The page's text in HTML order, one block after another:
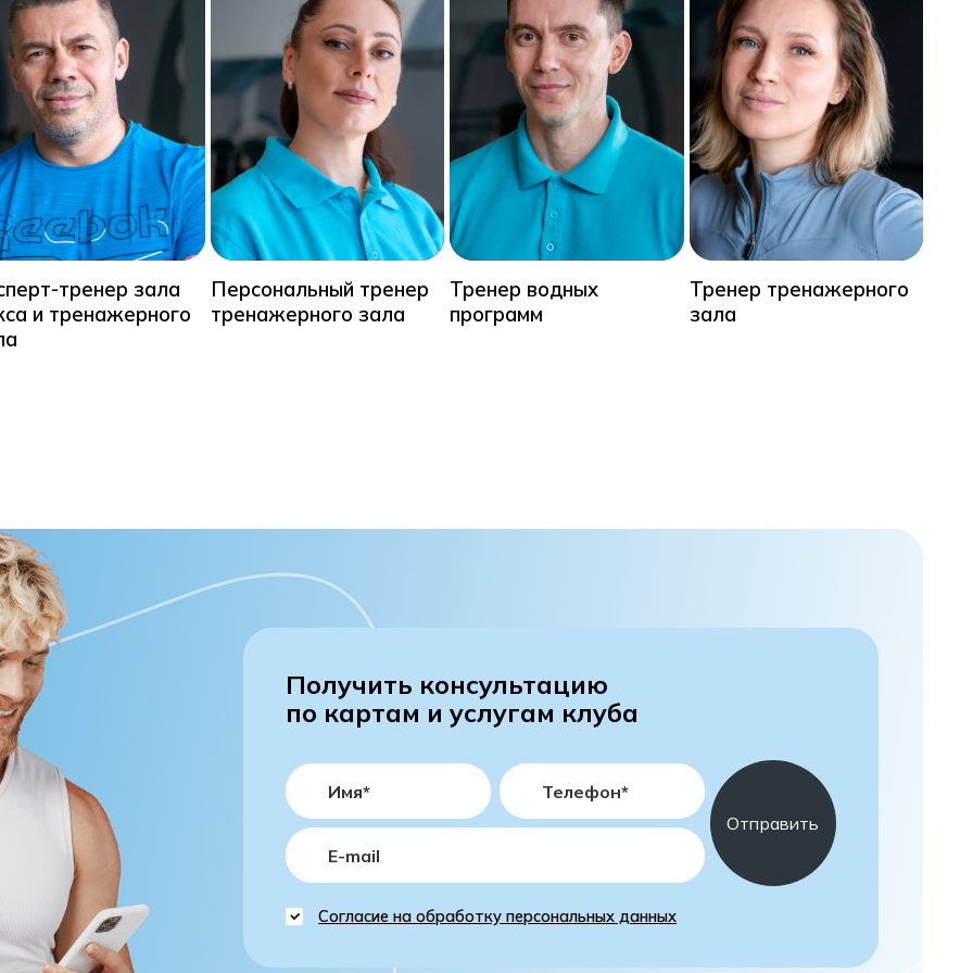
тренер зала
и тренажерного
Персональный тренер
тренажерного зала
Тренер водных
программ
Тренер тренажерного
зала
Получить консультацию
по картам и услугам клуба
Согласие на обработку персональных данных